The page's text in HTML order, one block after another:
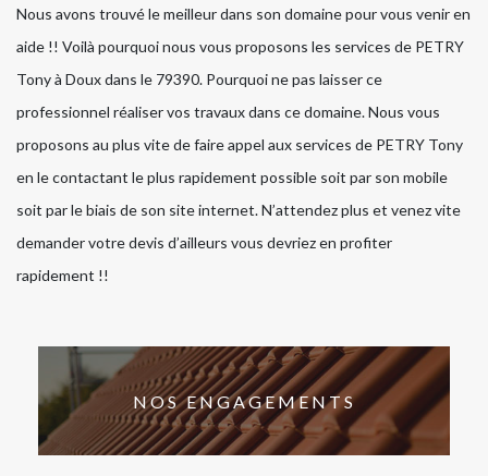
Nous avons trouvé le meilleur dans son domaine pour vous venir en
aide !! Voilà pourquoi nous vous proposons les services de PETRY
Tony à Doux dans le 79390. Pourquoi ne pas laisser ce
professionnel réaliser vos travaux dans ce domaine. Nous vous
proposons au plus vite de faire appel aux services de PETRY Tony
en le contactant le plus rapidement possible soit par son mobile
soit par le biais de son site internet. N’attendez plus et venez vite
demander votre devis d’ailleurs vous devriez en profiter
rapidement !!
NOS ENGAGEMENTS